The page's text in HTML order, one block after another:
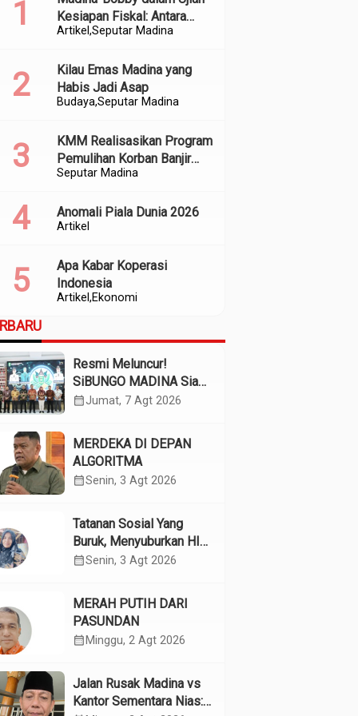
Artikel Seputar Madina
Kesiapan Fiskal: Antara
Kedekatan Politik dan
BudayaSeputar Madina
Kilau Emas Madina yang
Habis Jadi Asap
Seputar Madina
KMM Realisasikan Program
Pemulihan Korban Banjir
dan Longsor di Kabupaten
Artikel
Anomali Piala Dunia 2026
Artikel Ekonomi
Apa Kabar Koperasi
Indonesia
Resmi Meluncur!
SiBUNGO MADINA Siap
Optimalkan Pendapatan
calendar_monthJumat, 7 Agt 2026
MERDEKA DI DEPAN
ALGORITMA
calendar_monthSenin, 3 Agt 2026
Tatanan Sosial Yang
Buruk, Menyuburkan HIV
Pada Remaja
calendar_monthSenin, 3 Agt 2026
MERAH PUTIH DARI
PASUNDAN
calendar_month Minggu, 2 Agt 2026
Jalan Rusak Madina vs
Kantor Sementara Nias: